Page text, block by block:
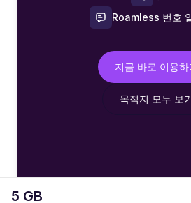
5 GB
Roamless 번호
지금 바로 이용하
목적지 모두 보